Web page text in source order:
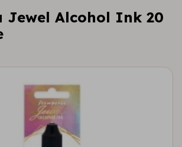
Jewel Alcohol Ink 20